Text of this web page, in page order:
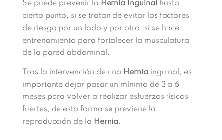
Se puede prevenir la Hernia Inguinal
hasta
cierto punto, si se tratan de evitar los factores
de riesgo por un lado y por otro, si se hace
entrenamiento para fortalecer la musculatura
de la pared abdominal.
Tras la intervención de una Hernia inguinal, es
importante dejar pasar un mínimo de 3 a 6
meses para volver a realizar esfuerzos físicos
fuertes, de esta forma se previene la
reproducción de la Hernia.